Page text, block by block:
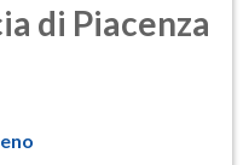
di Piacenza